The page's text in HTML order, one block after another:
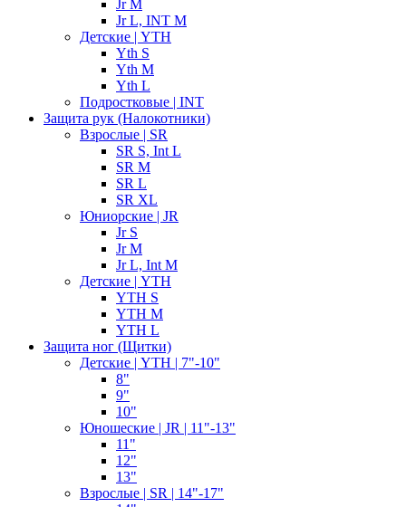
Jr M
Jr L, INT M
Детские | YTH
Yth S
Yth M
Yth L
Подростковые | INT
Защита рук (Налокотники)
Взрослые | SR
SR S, Int L
SR M
SR L
SR XL
Юниорские | JR
Jr S
Jr M
Jr L, Int M
Детские | YTH
YTH S
YTH M
YTH L
Защита ног (Щитки)
Детские | YTH | 7"-10"
8"
9"
10"
Юношеские | JR | 11"-13"
11"
12"
13"
Взрослые | SR | 14"-17"